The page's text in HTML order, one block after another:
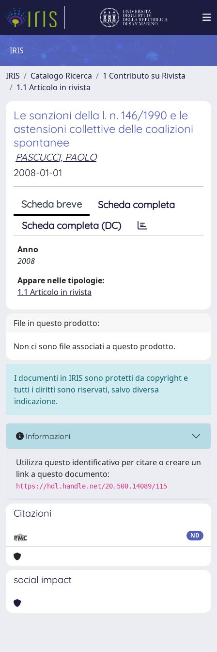
IRIS
IRIS Catalogo Ricerca
1 Contributo su Rivista
1.1 Articolo in rivista
Le sanzioni della l. n. 146/1990 e le
astensioni collettive delle coalizioni
spontanee
PASCUCCI, PAOLO
2008-01-01
Scheda breve
Scheda completa
Scheda completa (DC)
Anno
2008
Appare nelle tipologie:
1.1 Articolo in rivista
File in questo prodotto:
Non ci sono file associati a questo prodotto.
I documenti in IRIS sono protetti da copyright e
tutti i diritti sono riservati, salvo diversa
indicazione.
Informazioni
Utilizza questo identificativo per citare o creare un
link a questo documento:
https://hdl.handle.net/20.500.14089/115
Citazioni
ND
social impact